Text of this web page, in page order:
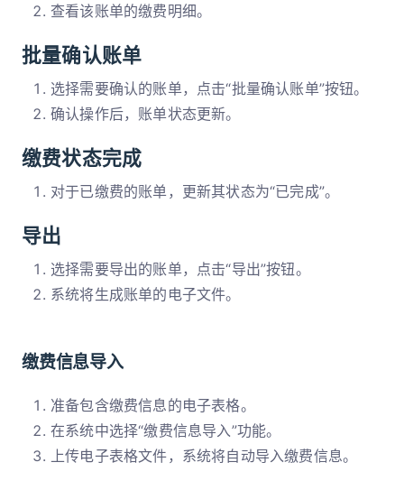
查看该账单的缴费明细。
批量确认账单
选择需要确认的账单，点击“批量确认账单”按钮。
确认操作后，账单状态更新。
缴费状态完成
对于已缴费的账单，更新其状态为“已完成”。
导出
选择需要导出的账单，点击“导出”按钮。
系统将生成账单的电子文件。
缴费信息导入
准备包含缴费信息的电子表格。
在系统中选择“缴费信息导入”功能。
上传电子表格文件，系统将自动导入缴费信息。